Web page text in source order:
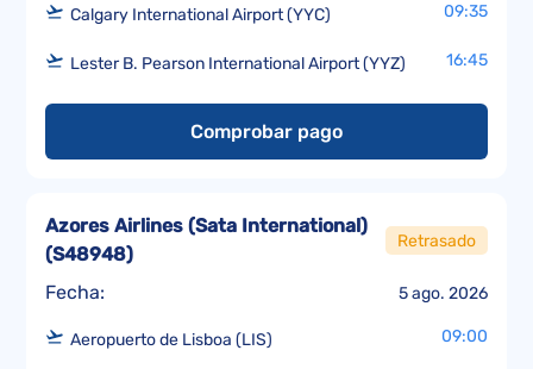
Calgary International Airport (YYC) 09:35
Lester B. Pearson International Airport (YYZ) 16:45
Comprobar pago
Fecha: 5 ago. 2026
Azores Airlines (Sata International)
(S48948)
Retrasado
Aeropuerto de Lisboa (LIS) 09:00